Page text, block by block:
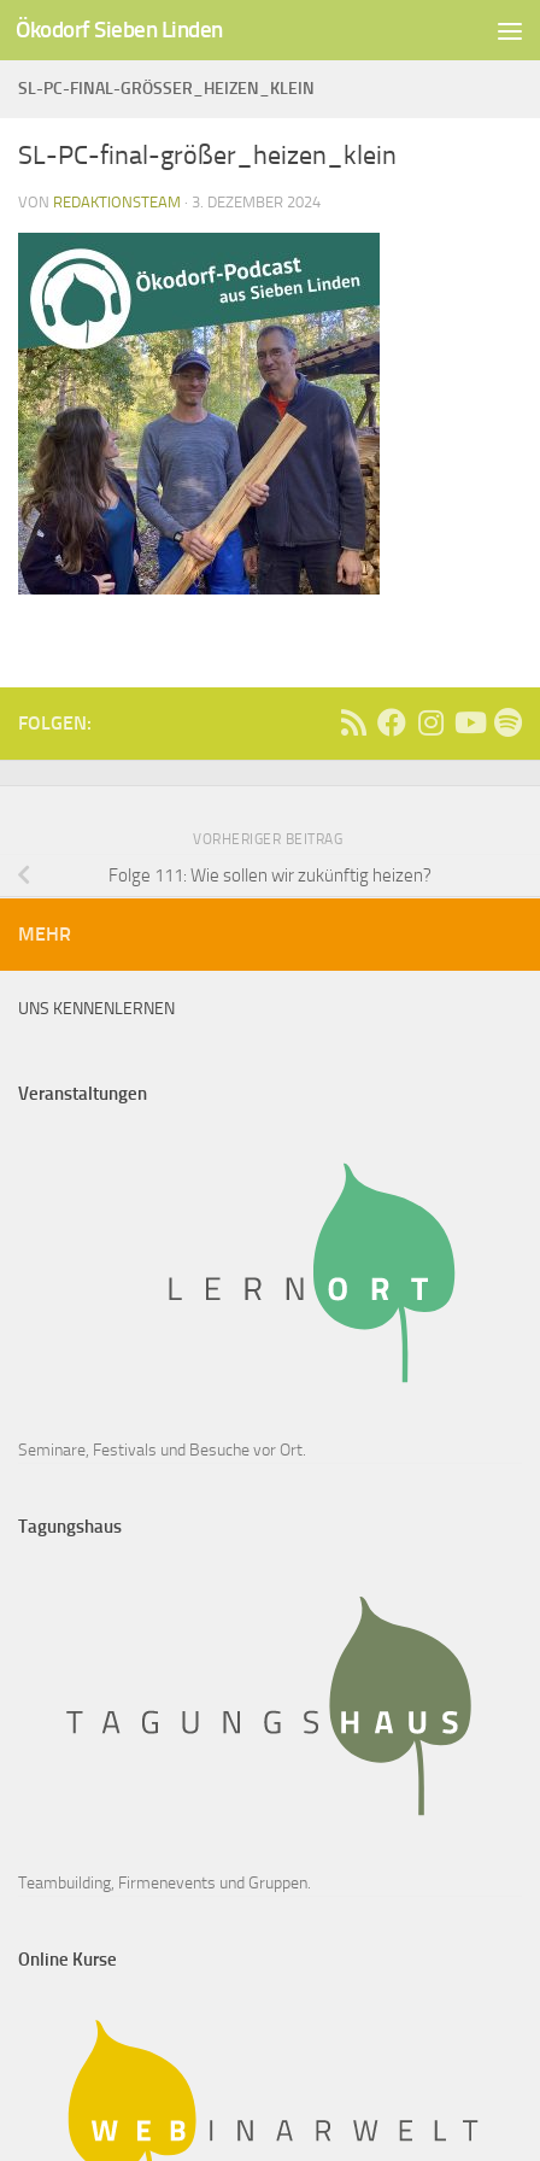
Unter dem Inhalt
Ökodorf Sieben Linden
SL-PC-FINAL-GRÖSSER_HEIZEN_KLEIN
SL-PC-final-größer_heizen_klein
VON REDAKTIONSTEAM · 3. DEZEMBER 2024
FOLGEN:
VORHERIGER BEITRAG
Folge 111: Wie sollen wir zukünftig heizen?
MEHR
UNS KENNENLERNEN
Veranstaltungen
Seminare, Festivals und Besuche vor Ort.
Tagungshaus
Teambuilding, Firmenevents und Gruppen.
Online Kurse